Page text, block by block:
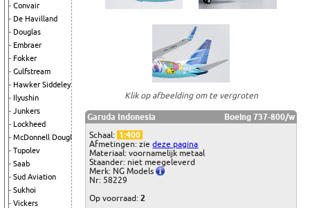
Convair
De Havilland
Douglas
Embraer
Fokker
Gulfstream
Hawker Siddeley
Ilyushin
Junkers
Lockheed
McDonnell Douglas
Tupolev
Saab
Sud Aviation
Sukhoi
Vickers
Klik op afbeelding om te vergroten
Garuda Indonesia
Boeing 737-800/w
Schaal: 1:400
Afmetingen: ziedeze pagina
Materiaal: voornamelijk metaal
Staander: niet meegeleverd
Merk: NG Models
Nr: 58229
Op voorraad:2